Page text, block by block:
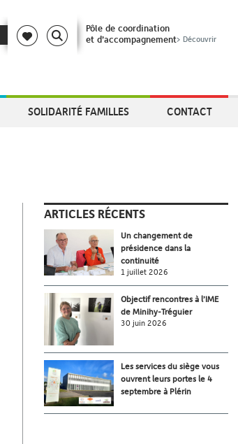
Pôle de coordination
et d’accompagnement> Découvrir
SOLIDARITÉ FAMILLES CONTACT
ARTICLES RÉCENTS
Un changement de
présidence dans la
continuité
1 juillet 2026
Objectif rencontres à l’IME
de Minihy-Tréguier
30 juin 2026
Les services du siège vous
ouvrent leurs portes le 4
septembre à Plérin